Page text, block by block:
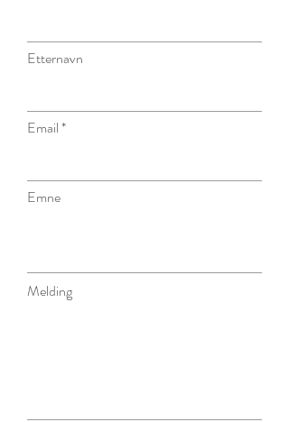
Etternavn
Email
Emne
Melding